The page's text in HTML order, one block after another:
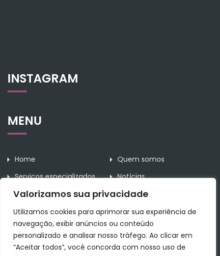
Valorizamos sua privacidade
Utilizamos cookies para aprimorar sua experiência de
navegação, exibir anúncios ou conteúdo
personalizado e analisar nosso tráfego. Ao clicar em
“Aceitar todos”, você concorda com nosso uso de
INSTAGRAM
MENU
Home
Quem somos
Serviços especializados
Notícias
Contato